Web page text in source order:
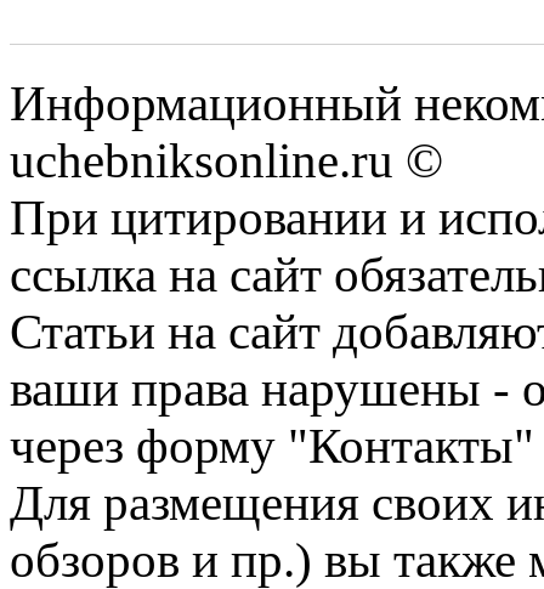
Информационный
uchebniksonline.ru ©
При цитировании и
ссылка на сайт
Статьи на сайт
ваши права нарушены -
через форму "Контакты"
Для размещения своих
обзоров и пр.) вы также